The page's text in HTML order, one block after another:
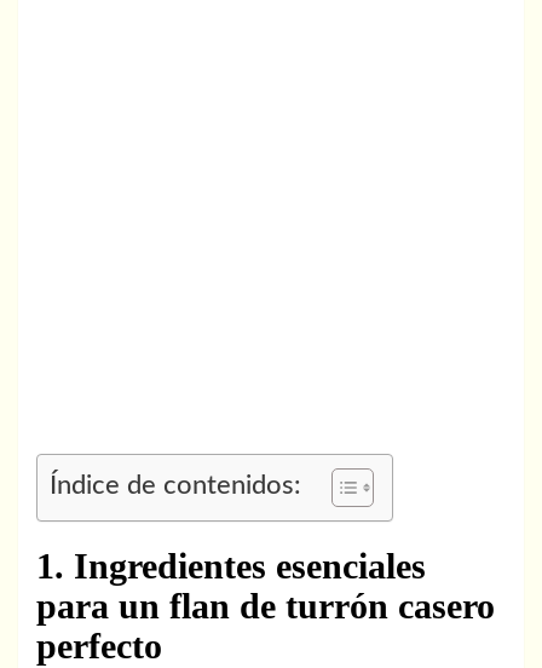
Índice de contenidos:
1. Ingredientes esenciales
para un flan de turrón casero
perfecto